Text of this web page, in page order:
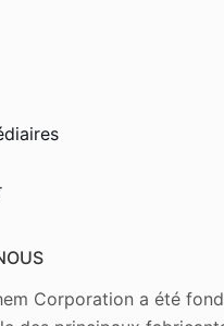
Corporation a été